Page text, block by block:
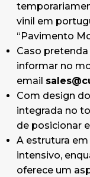
vinil em
“Pavimento
Caso
informar no
email
Com design
integrada no
de posicionar
A estrutura
intensivo,
oferece um